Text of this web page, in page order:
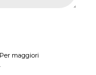
maggiori